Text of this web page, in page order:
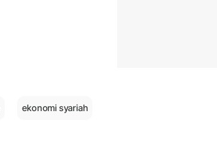
ekonomi syariah